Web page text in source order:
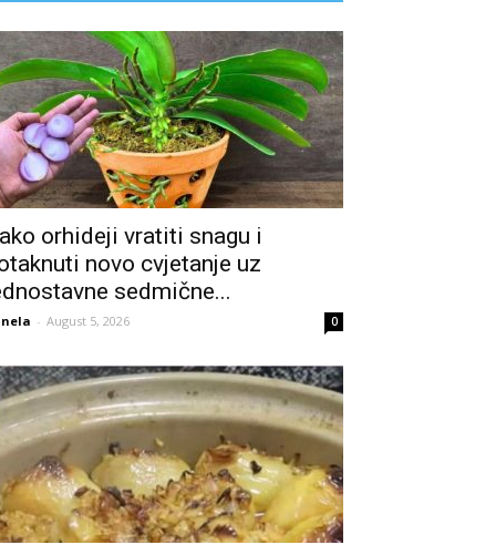
orhideji vratiti snagu i
novo cvjetanje uz
sedmične...
- August 5, 2026 0